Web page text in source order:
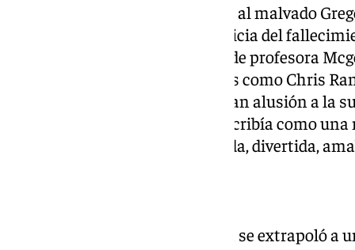
Josh Herdman, quien diese vida al malvado
primeros en reaccionar a la noticia del
una imagen de Smith ataviada de profesora
“descansa en paz”. Otros actores como Chris
de Ron Weasley —Percy— hacían alusión a la
de película con ella, a la que describía como
talentosa, con una lengua afilada, divertida,
Aunque la fama de Maggi Smith se extrapoló a